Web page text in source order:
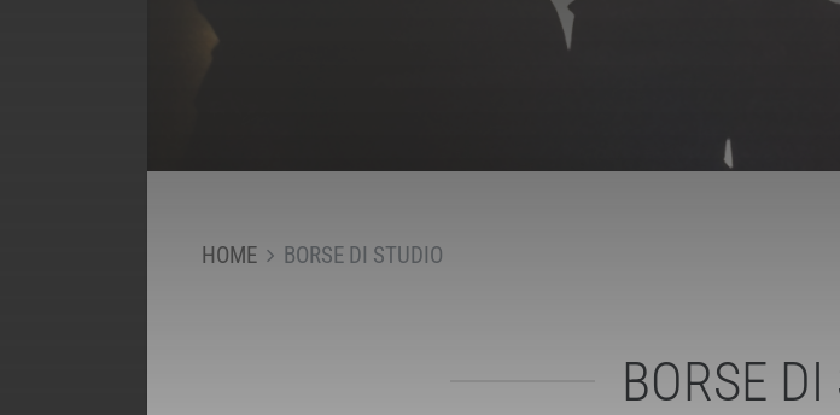
HOME BORSE DI STUDIO
BORSE